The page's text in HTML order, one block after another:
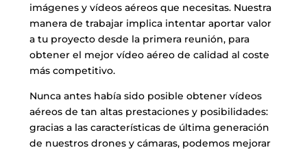
imágenes y vídeos aéreos que necesitas. Nuestra
manera de trabajar implica intentar aportar valor
a tu proyecto desde la primera reunión, para
obtener el mejor vídeo aéreo de calidad al coste
más competitivo.
Nunca antes había sido posible obtener vídeos
aéreos de tan altas prestaciones y posibilidades:
gracias a las características de última generación
de nuestros drones y cámaras, podemos mejorar